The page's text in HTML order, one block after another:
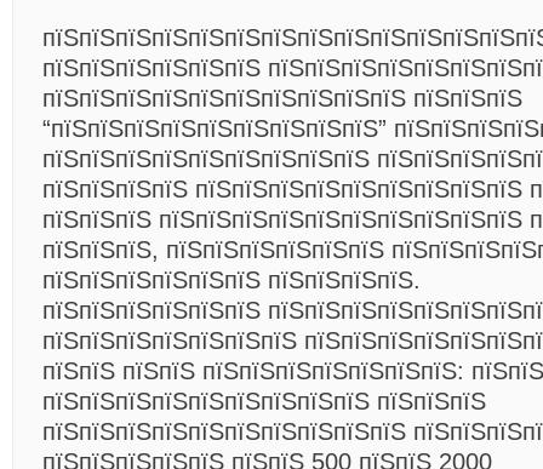
пїЅпїЅпїЅпїЅпїЅпїЅ
пїЅпїЅпїЅпїЅпїЅпїЅпїЅпїЅпїЅпїЅ пїЅпїЅпїЅ
“пїЅпїЅпїЅпїЅпїЅпїЅпїЅпїЅпїЅ”
пїЅпїЅпїЅпїЅпїЅпїЅпїЅпїЅпїЅ
пїЅпїЅпїЅпїЅ пїЅпїЅпїЅпїЅпїЅпїЅпїЅпїЅпїЅ
пїЅпїЅпїЅ пїЅпїЅпїЅпїЅпїЅпїЅпїЅпїЅпїЅпїЅ
пїЅпїЅпїЅ, пїЅпїЅпїЅпїЅпїЅпїЅ
пїЅпїЅпїЅпїЅпїЅпїЅ пїЅпїЅпїЅпїЅ.
пїЅпїЅпїЅпїЅпїЅпїЅ
пїЅпїЅпїЅпїЅпїЅпїЅпїЅ
пїЅпїЅ пїЅпїЅ пїЅпїЅпїЅпїЅпїЅпїЅпїЅ:
пїЅпїЅпїЅпїЅпїЅпїЅпїЅпїЅпїЅ пїЅпїЅпїЅ
пїЅпїЅпїЅпїЅпїЅпїЅпїЅпїЅпїЅпїЅ
пїЅпїЅпїЅпїЅпїЅ пїЅпїЅ 500 пїЅпїЅ 2000